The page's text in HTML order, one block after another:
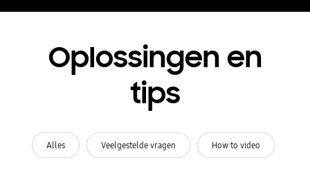
Oplossingen en
tips
Alles Veelgestelde vragen How to video